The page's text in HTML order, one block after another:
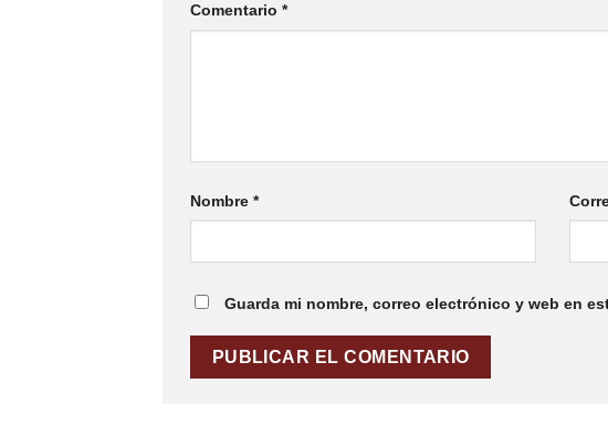
Comentario *
Nombre *
Guarda mi nombre, correo electrónico y web en